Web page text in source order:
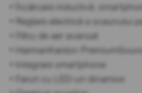
• Încărcare inductivă,
• Reglare electrică a scaunului
• Filtru de aer avansat
• HarmanKardon
• Integrare smartphone
• Faruri cu LED-uri dinamice